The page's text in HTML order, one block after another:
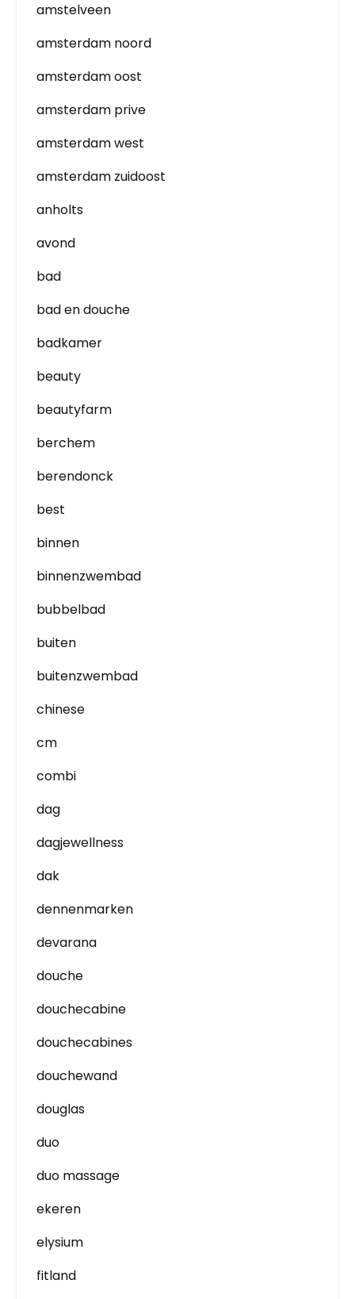
amstelveen
amsterdam noord
amsterdam oost
amsterdam prive
amsterdam west
amsterdam zuidoost
anholts
avond
bad
bad en douche
badkamer
beauty
beautyfarm
berchem
berendonck
best
binnen
binnenzwembad
bubbelbad
buiten
buitenzwembad
chinese
cm
combi
dag
dagjewellness
dak
dennenmarken
devarana
douche
douchecabine
douchecabines
douchewand
douglas
duo
duo massage
ekeren
elysium
fitland